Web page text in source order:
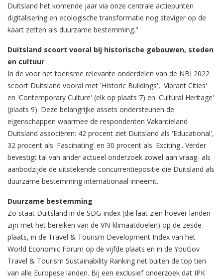
Duitsland het komende jaar via onze centrale actiepunten
digitalisering en ecologische transformatie nog steviger op de
kaart zetten als duurzame bestemming."
Duitsland scoort vooral bij historische gebouwen, steden
en cultuur
In de voor het toerisme relevante onderdelen van de NBI 2022
scoort Duitsland vooral met 'Historic Buildings', 'Vibrant Cities'
en 'Contemporary Culture' (elk op plaats 7) en 'Cultural Heritage'
(plaats 9). Deze belangrijke assets ondersteunen de
eigenschappen waarmee de respondenten Vakantieland
Duitsland associëren: 42 procent ziet Duitsland als 'Educational',
32 procent als 'Fascinating' en 30 procent als 'Exciting'. Verder
bevestigt tal van ander actueel onderzoek zowel aan vraag- als
aanbodzijde de uitstekende concurrentiepositie die Duitsland als
duurzame bestemming internationaal inneemt.
Duurzame bestemming
Zo staat Duitsland in de SDG-index (die laat zien hoever landen
zijn met het bereiken van de VN-klimaatdoelen) op de zesde
plaats, in de Travel & Tourism Development Index van het
World Economic Forum op de vijfde plaats en in de YouGov
Travel & Tourism Sustainability Ranking net buiten de top tien
van alle Europese landen. Bij een exclusief onderzoek dat IPK